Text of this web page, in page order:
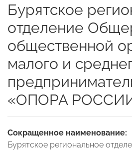
Бурятское
отделение
общественной
малого и
«ОПОРА
Сокращенное наименование:
Бурятское региональное